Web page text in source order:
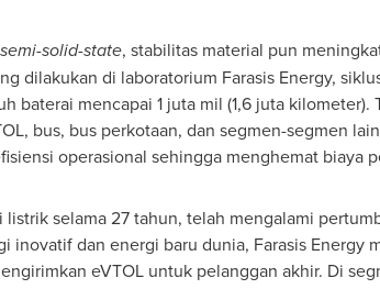
semi-solid-state, stabilitas material pun
dilakukan di laboratorium Farasis Energy,
baterai mencapai 1 juta mil (1,6 juta
bus, bus perkotaan, dan segmen-segmen
operasional sehingga menghemat biaya
selama 27 tahun, telah mengalami
inovatif dan energi baru dunia, Farasis Energy
eVTOL untuk pelanggan akhir. Di